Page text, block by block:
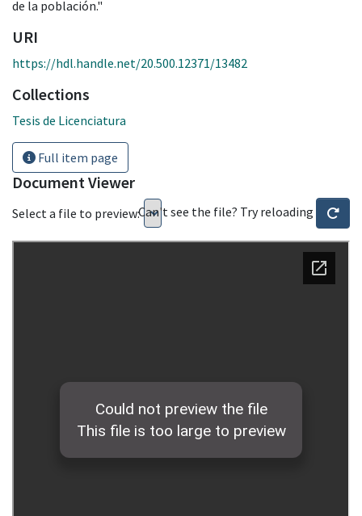
de la población."
URI
https://hdl.handle.net/20.500.12371/13482
Collections
Tesis de Licenciatura
Full item page
Document Viewer
Select a file to preview:Can't see the file? Try reloading